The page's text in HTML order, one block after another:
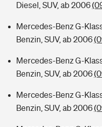
Diesel, SUV, ab 2006
Mercedes-Benz G-
Benzin, SUV, ab 2006
Mercedes-Benz G-
Benzin, SUV, ab 2006
Mercedes-Benz G-
Benzin, SUV, ab 2006